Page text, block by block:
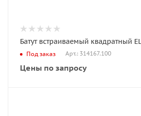
Батут встраиваемый квадратный
Под заказ Арт.: 314167.100
Цены по запросу